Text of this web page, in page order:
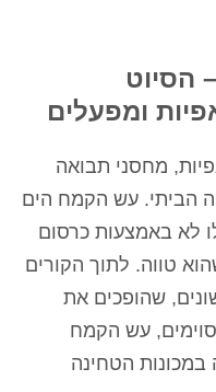
הסיוט
ומפעלים
מחסני תבואה
הביתי. עש הקמח הים
לא באמצעות כרסום
טווה. לתוך הקורים
שהופכים את
עש הקמח
במכונות הטחינה